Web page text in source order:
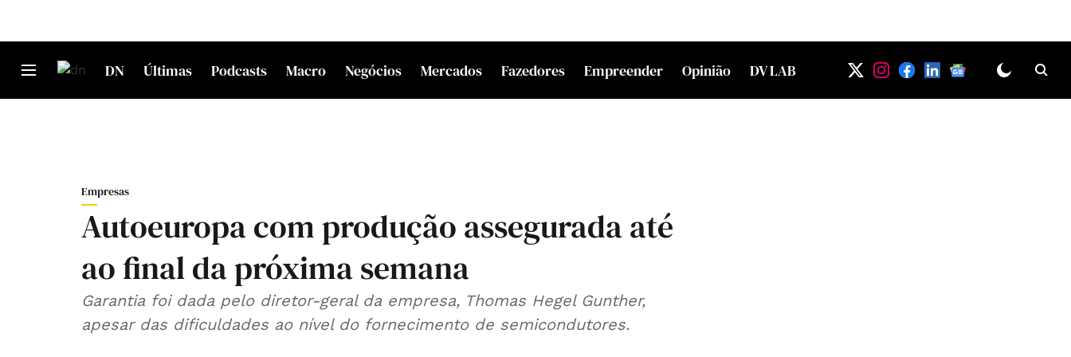
DN Últimas Podcasts Macro Negócios Mercados Fazedores Empreender Opinião DV LAB
Empresas
Autoeuropa com produção assegurada até
ao final da próxima semana
Garantia foi dada pelo diretor-geral da empresa, Thomas Hegel Gunther,
apesar das dificuldades ao nível do fornecimento de semicondutores.